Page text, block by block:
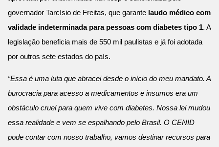
governador Tarcísio de Freitas, que garante laudo médico com
validade indeterminada para pessoas com diabetes tipo 1. A
legislação beneficia mais de 550 mil paulistas e já foi adotada
por outros sete estados do país.
“Essa é uma luta que abracei desde o início do meu mandato. A
burocracia para acesso a medicamentos e insumos era um
obstáculo cruel para quem vive com diabetes. Nossa lei mudou
essa realidade e vem se espalhando pelo Brasil. O CENID
pode contar com nosso trabalho, vamos destinar recursos para